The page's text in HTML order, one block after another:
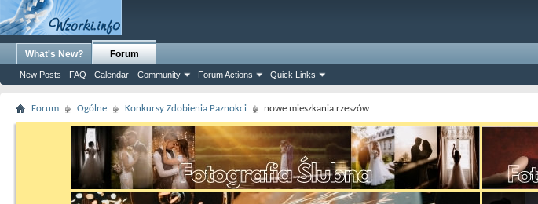
What's New? Forum
New Posts FAQ Calendar Community Forum Actions Quick Links
Forum Ogólne Konkursy Zdobienia Paznokci nowe mieszkania rzeszów